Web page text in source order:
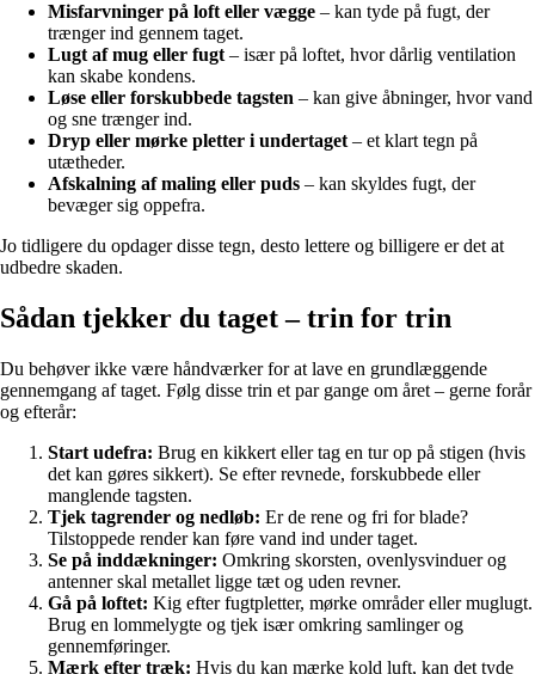
Misfarvninger på loft eller vægge – kan tyde på fugt, der
trænger ind gennem taget.
Lugt af mug eller fugt– især på loftet, hvor dårlig ventilation
kan skabe kondens.
Løse eller forskubbede tagsten – kan give åbninger, hvor vand
og sne trænger ind.
Dryp eller mørke pletter i undertaget– et klart tegn på
utætheder.
Afskalning af maling eller puds – kan skyldes fugt, der
bevæger sig oppefra.
Jo tidligere du opdager disse tegn, desto lettere og billigere er det at
udbedre skaden.
Sådan tjekker du taget – trin for trin
Du behøver ikke være håndværker for at lave en grundlæggende
gennemgang af taget. Følg disse trin et par gange om året – gerne forår
og efterår:
Start udefra: Brug en kikkert eller tag en tur op på stigen (hvis
det kan gøres sikkert). Se efter revnede, forskubbede eller
manglende tagsten.
Tjek tagrender og nedløb: Er de rene og fri for blade?
Tilstoppede render kan føre vand ind under taget.
Se på inddækninger: Omkring skorsten, ovenlysvinduer og
antenner skal metallet ligge tæt og uden revner.
Gå på loftet: Kig efter fugtpletter, mørke områder eller muglugt.
Brug en lommelygte og tjek især omkring samlinger og
gennemføringer.
Mærk efter træk: Hvis du kan mærke kold luft, kan det tyde